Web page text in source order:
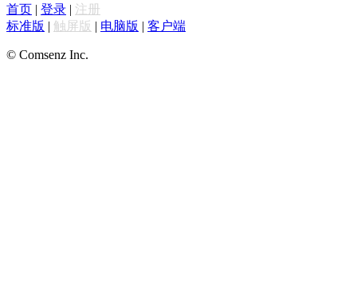
首页 | 登录 | 注册
标准版 | 触屏版 | 电脑版 | 客户端
© Comsenz Inc.